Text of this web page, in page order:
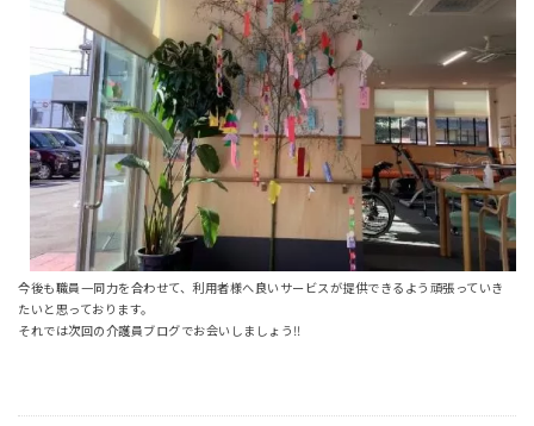
今後も職員一同力を合わせて、利用者様へ良いサービスが提供できるよう頑張っていき
たいと思っております。
それでは次回の介護員ブログでお会いしましょう‼